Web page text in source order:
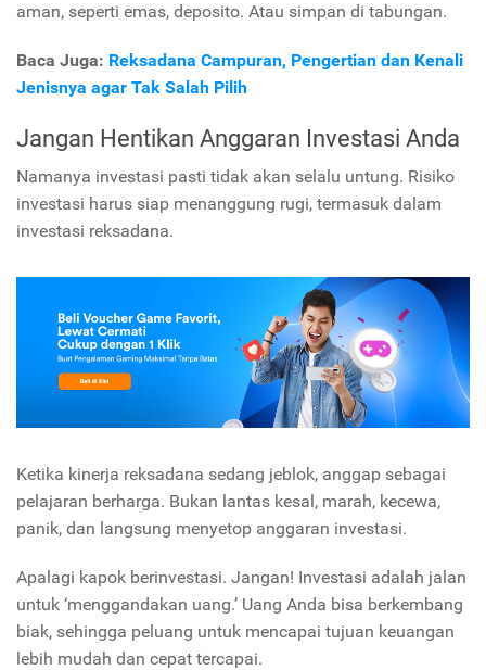
aman, seperti emas, deposito. Atau simpan di tabungan.
Baca Juga: Reksadana Campuran, Pengertian dan Kenali
Jenisnya agar Tak Salah Pilih
Jangan Hentikan Anggaran Investasi Anda
Namanya investasi pasti tidak akan selalu untung. Risiko
investasi harus siap menanggung rugi, termasuk dalam
investasi reksadana.
Ketika kinerja reksadana sedang jeblok, anggap sebagai
pelajaran berharga. Bukan lantas kesal, marah, kecewa,
panik, dan langsung menyetop anggaran investasi.
Apalagi kapok berinvestasi. Jangan! Investasi adalah jalan
untuk ‘menggandakan uang.’ Uang Anda bisa berkembang
biak, sehingga peluang untuk mencapai tujuan keuangan
lebih mudah dan cepat tercapai.